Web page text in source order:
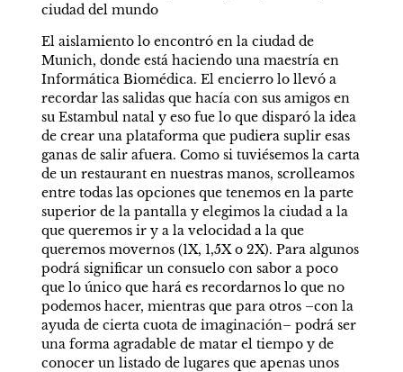
ciudad del mundo
El aislamiento lo encontró en la ciudad de
Munich, donde está haciendo una maestría en
Informática Biomédica. El encierro lo llevó a
recordar las salidas que hacía con sus amigos en
su Estambul natal y eso fue lo que disparó la idea
de crear una plataforma que pudiera suplir esas
ganas de salir afuera. Como si tuviésemos la carta
de un restaurant en nuestras manos, scrolleamos
entre todas las opciones que tenemos en la parte
superior de la pantalla y elegimos la ciudad a la
que queremos ir y a la velocidad a la que
queremos movernos (1X, 1,5X o 2X). Para algunos
podrá significar un consuelo con sabor a poco
que lo único que hará es recordarnos lo que no
podemos hacer, mientras que para otros –con la
ayuda de cierta cuota de imaginación– podrá ser
una forma agradable de matar el tiempo y de
conocer un listado de lugares que apenas unos